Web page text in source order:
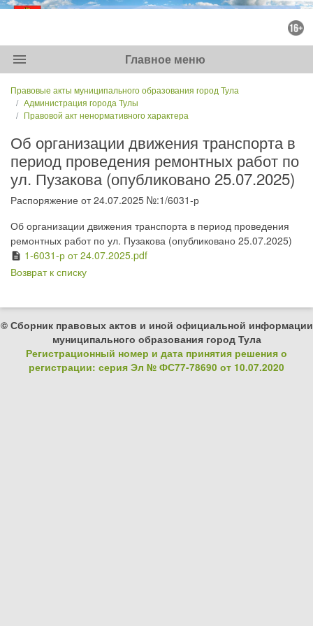
menu Главное меню
Правовые акты муниципального образования город Тула
Администрация города Тулы
Правовой акт ненормативного характера
Об организации движения транспорта в
период проведения ремонтных работ по
ул. Пузакова (опубликовано 25.07.2025)
Распоряжение от 24.07.2025 №:1/6031-р
Об организации движения транспорта в период проведения
ремонтных работ по ул. Пузакова (опубликовано 25.07.2025)
description 1-6031-р от 24.07.2025.pdf
Возврат к списку
© Сборник правовых актов и иной официальной информации
муниципального образования город Тула
Регистрационный номер и дата принятия решения о
регистрации: серия Эл № ФС77-78690 от 10.07.2020